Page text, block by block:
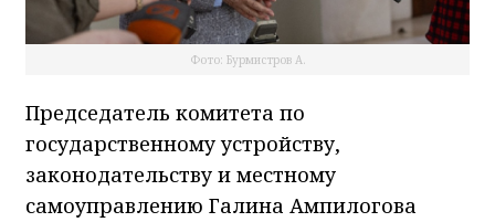
Фото: Бурмистров А.
Председатель комитета по
государственному устройству,
законодательству и местному
самоуправлению Галина Ампилогова